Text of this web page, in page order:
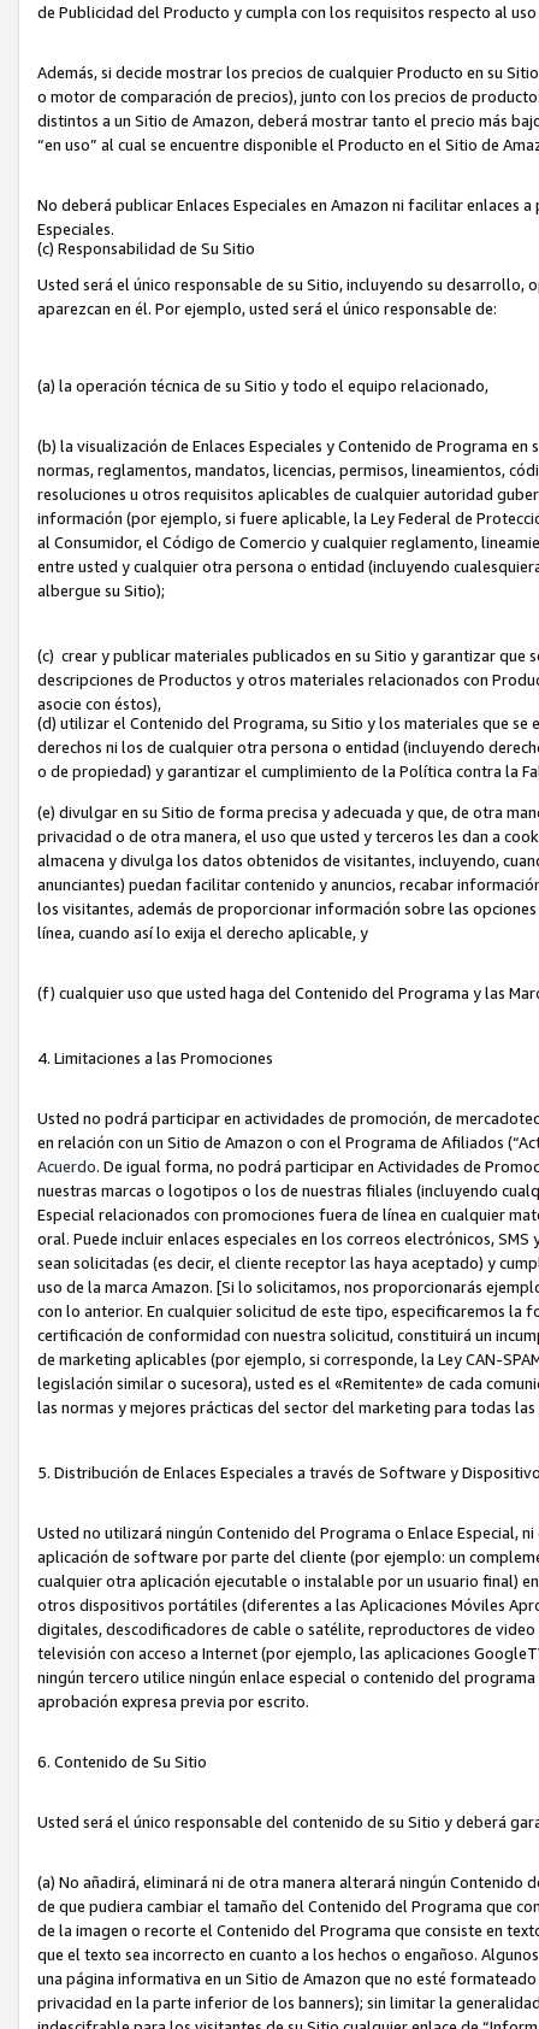
de Publicidad del Producto y cumpla con los requisitos respecto al uso
Además, si decide mostrar los precios de cualquier Producto en su
o motor de comparación de precios), junto con los precios de
distintos a un Sitio de Amazon, deberá mostrar tanto el precio más
“en uso” al cual se encuentre disponible el Producto en el Sitio de
No deberá publicar Enlaces Especiales en Amazon ni facilitar enlaces
Especiales.
(c) Responsabilidad de Su Sitio
Usted será el único responsable de su Sitio, incluyendo su
aparezcan en él. Por ejemplo, usted será el único responsable de:
(a) la operación técnica de su Sitio y todo el equipo relacionado,
(b) la visualización de Enlaces Especiales y Contenido de Programa
normas, reglamentos, mandatos, licencias, permisos, lineamientos,
resoluciones u otros requisitos aplicables de cualquier autoridad
información (por ejemplo, si fuere aplicable, la Ley Federal de
al Consumidor, el Código de Comercio y cualquier reglamento,
entre usted y cualquier otra persona o entidad (incluyendo
albergue su Sitio);
(c) crear y publicar materiales publicados en su Sitio y garantizar que
descripciones de Productos y otros materiales relacionados con
asocie con éstos),
(d) utilizar el Contenido del Programa, su Sitio y los materiales que se
derechos ni los de cualquier otra persona o entidad (incluyendo
o de propiedad) y garantizar el cumplimiento de la Política contra la
(e) divulgar en su Sitio de forma precisa y adecuada y que, de otra
privacidad o de otra manera, el uso que usted y terceros les dan a
almacena y divulga los datos obtenidos de visitantes, incluyendo,
anunciantes) puedan facilitar contenido y anuncios, recabar
los visitantes, además de proporcionar información sobre las
línea, cuando así lo exija el derecho aplicable, y
(f) cualquier uso que usted haga del Contenido del Programa y las
4. Limitaciones a las Promociones
Usted no podrá participar en actividades de promoción, de
en relación con un Sitio de Amazon o con el Programa de Afiliados
Acuerdo. De igual forma, no podrá participar en Actividades de
nuestras marcas o logotipos o los de nuestras filiales (incluyendo
Especial relacionados con promociones fuera de línea en cualquier
oral. Puede incluir enlaces especiales en los correos electrónicos,
sean solicitadas (es decir, el cliente receptor las haya aceptado) y
uso de la marca Amazon. [Si lo solicitamos, nos proporcionarás
con lo anterior. En cualquier solicitud de este tipo, especificaremos
certificación de conformidad con nuestra solicitud, constituirá un
de marketing aplicables (por ejemplo, si corresponde, la Ley CAN-
legislación similar o sucesora), usted es el «Remitente» de cada
las normas y mejores prácticas del sector del marketing para todas
5. Distribución de Enlaces Especiales a través de Software y
Usted no utilizará ningún Contenido del Programa o Enlace Especial,
aplicación de software por parte del cliente (por ejemplo: un
cualquier otra aplicación ejecutable o instalable por un usuario final)
otros dispositivos portátiles (diferentes a las Aplicaciones Móviles
digitales, descodificadores de cable o satélite, reproductores de
televisión con acceso a Internet (por ejemplo, las aplicaciones
ningún tercero utilice ningún enlace especial o contenido del
aprobación expresa previa por escrito.
6. Contenido de Su Sitio
Usted será el único responsable del contenido de su Sitio y deberá
(a) No añadirá, eliminará ni de otra manera alterará ningún
de que pudiera cambiar el tamaño del Contenido del Programa que
de la imagen o recorte el Contenido del Programa que consiste en
que el texto sea incorrecto en cuanto a los hechos o engañoso.
una página informativa en un Sitio de Amazon que no esté
privacidad en la parte inferior de los banners); sin limitar la